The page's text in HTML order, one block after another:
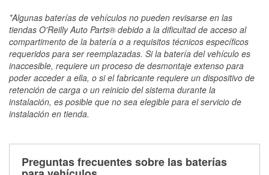
*Algunas baterías de vehículos no pueden revisarse en las
tiendas O'Reilly Auto Parts® debido a la dificultad de acceso al
compartimento de la batería o a requisitos técnicos específicos
requeridos para ser reemplazadas. Si la batería del vehículo es
inaccesible, requiere un proceso de desmontaje extenso para
poder acceder a ella, o si el fabricante requiere un dispositivo de
retención de carga o un reinicio del sistema durante la
instalación, es posible que no sea elegible para el servicio de
instalación en tienda.
Preguntas frecuentes sobre las baterías